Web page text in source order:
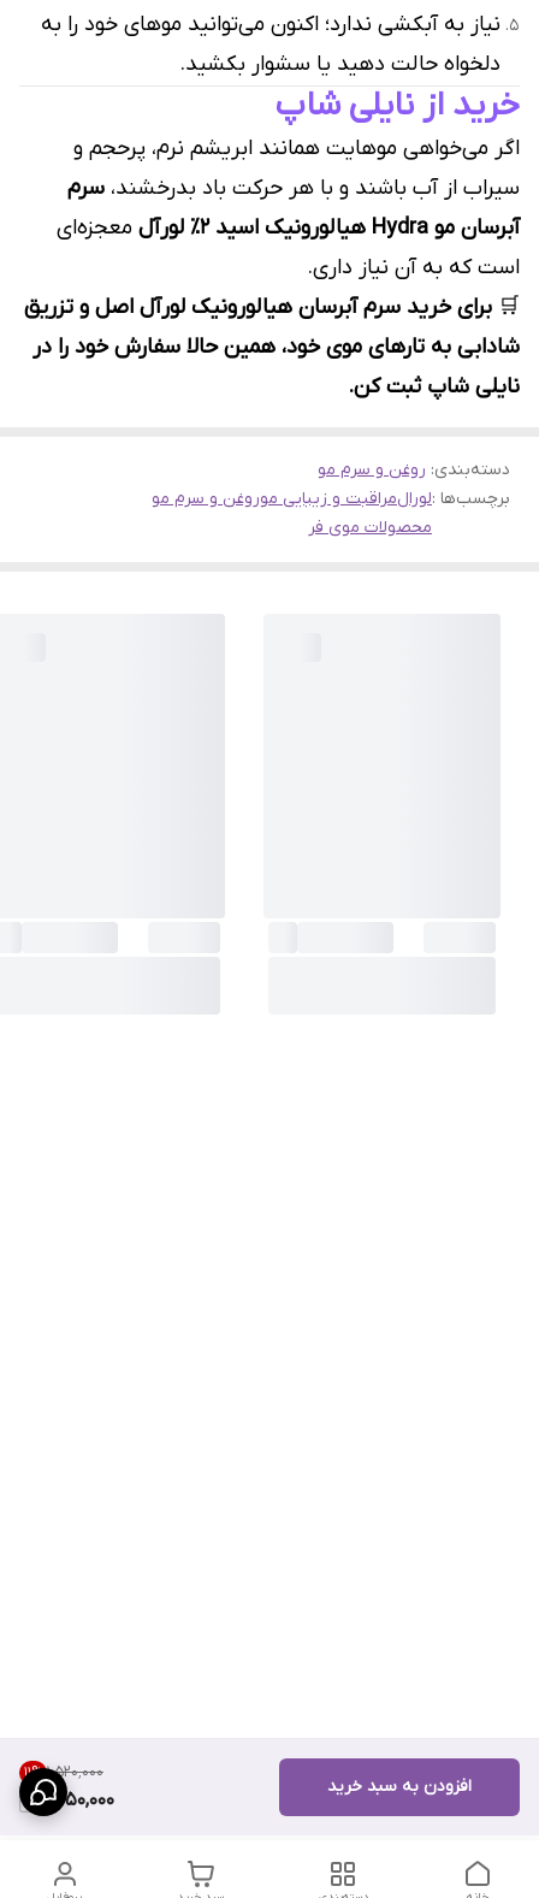
۱٬۵۲۰٬۰۰۰ 11%
1,350,000
افزودن به سبد خرید
نیاز به آبکشی ندارد؛ اکنون می‌توانید موهای خود را به
دلخواه حالت دهید یا سشوار بکشید.
خرید از نایلی شاپ
اگر می‌خواهی موهایت همانند ابریشم نرم، پرحجم و
سیراب از آب باشند و با هر حرکت باد بدرخشند، سرم
آبرسان مو Hydra هیالورونیک اسید ۲٪ لورآل
معجزه‌ای
است که به آن نیاز داری.
🛒 برای خرید سرم آبرسان هیالورونیک لورآل اصل و تزریق
شادابی به تارهای موی خود، همین حالا سفارش خود را در
نایلی شاپ ثبت کن.
دسته‌بندی: روغن و سرم مو
برچسب‌ها :لورالمراقبت و زیبایی موروغن و سرم مو
محصولات موی فر